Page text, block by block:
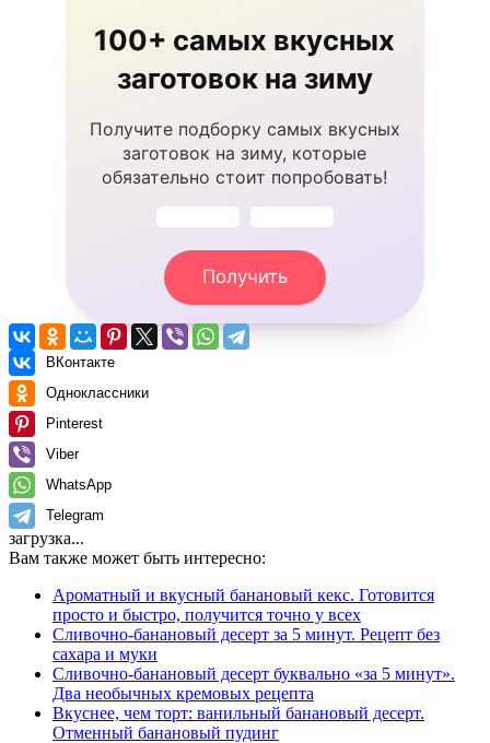
100+ самых вкусных
заготовок на зиму
Получите подборку самых вкусных
заготовок на зиму, которые
обязательно стоит попробовать!
Получить
ВКонтакте
Одноклассники
Pinterest
Viber
WhatsApp
Telegram
загрузка...
Вам также может быть интересно:
Ароматный и вкусный банановый кекс. Готовится
просто и быстро, получится точно у всех
Сливочно-банановый десерт за 5 минут. Рецепт без
сахара и муки
Сливочно-банановый десерт буквально «за 5 минут».
Два необычных кремовых рецепта
Вкуснее, чем торт: ванильный банановый десерт.
Отменный банановый пудинг